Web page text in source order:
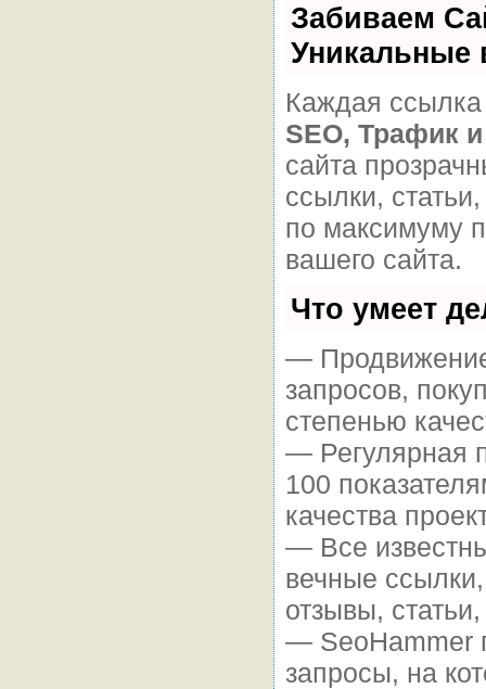
Забиваем
Уникальные
Каждая ссылка
SEO, Трафик
сайта
ссылки,
по максимуму
вашего сайта.
Что умеет
—
запросов,
степенью
— Регулярная
100
качества
— Все
вечные
отзывы,
— SeoHammer
запросы, на